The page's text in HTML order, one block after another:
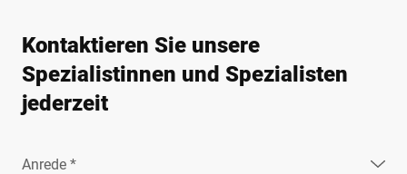
Kontaktieren Sie unsere
Spezialistinnen und Spezialisten
jederzeit
Anrede *